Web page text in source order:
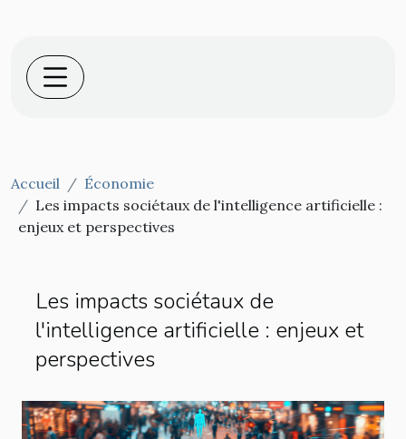
Accueil
Économie
Les impacts sociétaux de l'intelligence artificielle :
enjeux et perspectives
Les impacts sociétaux de
l'intelligence artificielle : enjeux et
perspectives